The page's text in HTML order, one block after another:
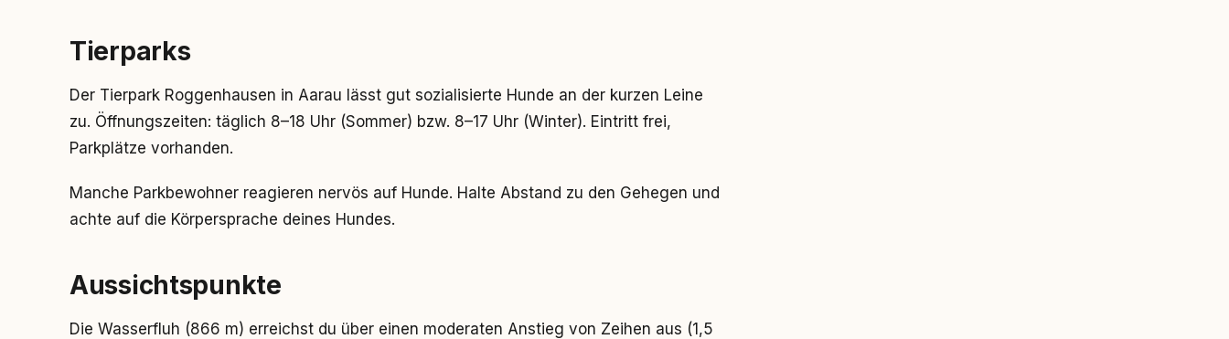
Tierparks
Der Tierpark Roggenhausen in Aarau lässt gut sozialisierte Hunde an der kurzen Leine
zu. Öffnungszeiten: täglich 8–18 Uhr (Sommer) bzw. 8–17 Uhr (Winter). Eintritt frei,
Parkplätze vorhanden.
Manche Parkbewohner reagieren nervös auf Hunde. Halte Abstand zu den Gehegen und
achte auf die Körpersprache deines Hundes.
Aussichtspunkte
Die Wasserfluh (866 m) erreichst du über einen moderaten Anstieg von Zeihen aus (1,5